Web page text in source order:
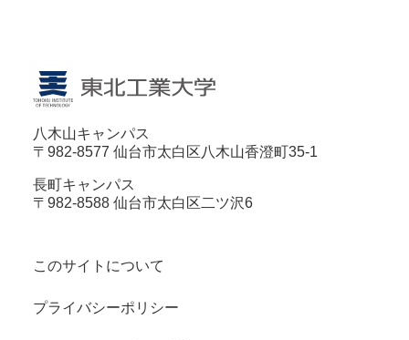
八木山キャンパス
〒982-8577 仙台市太白区八木山香澄町35-1
長町キャンパス
〒982-8588 仙台市太白区二ツ沢6
このサイトについて
プライバシーポリシー